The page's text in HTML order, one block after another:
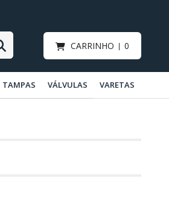
CARRINHO 0
TAMPAS VÁLVULAS VARETAS